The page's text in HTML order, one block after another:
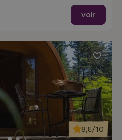
voir
8,8/10